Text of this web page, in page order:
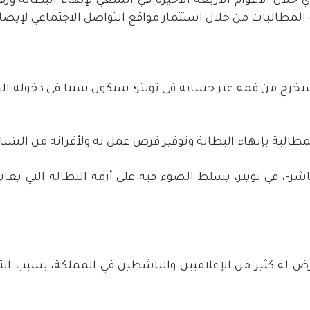
من خلال استثمار مواقع التواصل الاجتماعي
من فمه عبر حسابه في تويتر؛ سيكون سببا في دخوله
بإنهاء البطالة وتوفير فرص عمل له ولأقرانه من
، في تويتر، يسلط الضوء فيه على أزمة البطالة التي
كثير من الإعلاميين والناشطين في المملكة، بسبب